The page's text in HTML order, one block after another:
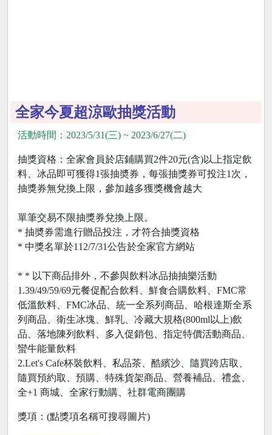
全家今夏超涼歐抽獎活動
活動時間：2023/5/31(三) ~ 2023/6/27(二)
抽獎資格：全家會員於店鋪購買2件20元(含)以上指定飲
料、冰品即可獲得1張抽奬券，每張抽獎券可投注1次，
抽獎券無兌換上限，參加越多獲獎機會越大
單筆交易不限抽獎券兌換上限。
* 抽奬券需進行贈品投注，才符合抽獎資格
* 中獎名單於112/7/31公告於全家官方網站
* * 以下商品排外，不參與飲料冰品抽抽樂活動
1.39/49/59/69元餐促配合飲料、鮮食合購飲料、FMC常
低溫飲料、FMC冰品、統一全系列商品、哈根達斯全系
列商品、衛生冰塊、鮮乳、冷藏大規格(800ml以上)飲
品、落地陳列飲料、多入促銷包、指定特價活動商品、
蠻牛能量飲料
2.Let's Cafe杯裝飲料、私品茶、酷繽沙、隨買跨店取、
隨買預約取、預購、特殊貨架商品、營養補品、禮盒、
全+1 商城、全家行動購、社群電商團購
獎項：(點獎項名稱可搜尋圖片)